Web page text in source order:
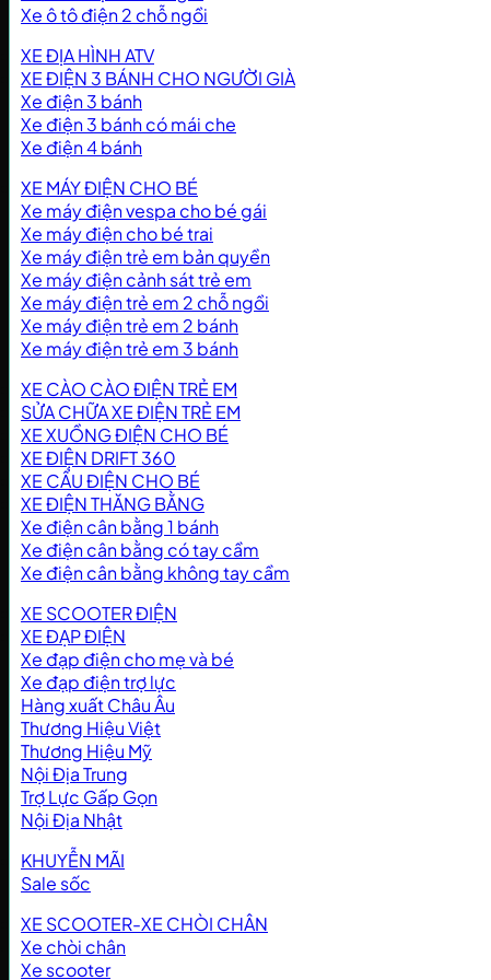
Xe ô tô điện 2 chỗ ngồi
XE ĐỊA HÌNH ATV
XE ĐIỆN 3 BÁNH CHO NGƯỜI GIÀ
Xe điện 3 bánh
Xe điện 3 bánh có mái che
Xe điện 4 bánh
XE MÁY ĐIỆN CHO BÉ
Xe máy điện vespa cho bé gái
Xe máy điện cho bé trai
Xe máy điện trẻ em bản quyền
Xe máy điện cảnh sát trẻ em
Xe máy điện trẻ em 2 chỗ ngồi
Xe máy điện trẻ em 2 bánh
Xe máy điện trẻ em 3 bánh
XE CÀO CÀO ĐIỆN TRẺ EM
SỬA CHỮA XE ĐIỆN TRẺ EM
XE XUỒNG ĐIỆN CHO BÉ
XE ĐIỆN DRIFT 360
XE CẨU ĐIỆN CHO BÉ
XE ĐIỆN THĂNG BẰNG
Xe điện cân bằng 1 bánh
Xe điện cân bằng có tay cầm
Xe điện cân bằng không tay cầm
XE SCOOTER ĐIỆN
XE ĐẠP ĐIỆN
Xe đạp điện cho mẹ và bé
Xe đạp điện trợ lực
Hàng xuất Châu Âu
Thương Hiệu Việt
Thương Hiệu Mỹ
Nội Địa Trung
Trợ Lực Gấp Gọn
Nội Địa Nhật
KHUYỄN MÃI
Sale sốc
XE SCOOTER-XE CHÒI CHÂN
Xe chòi chân
Xe scooter